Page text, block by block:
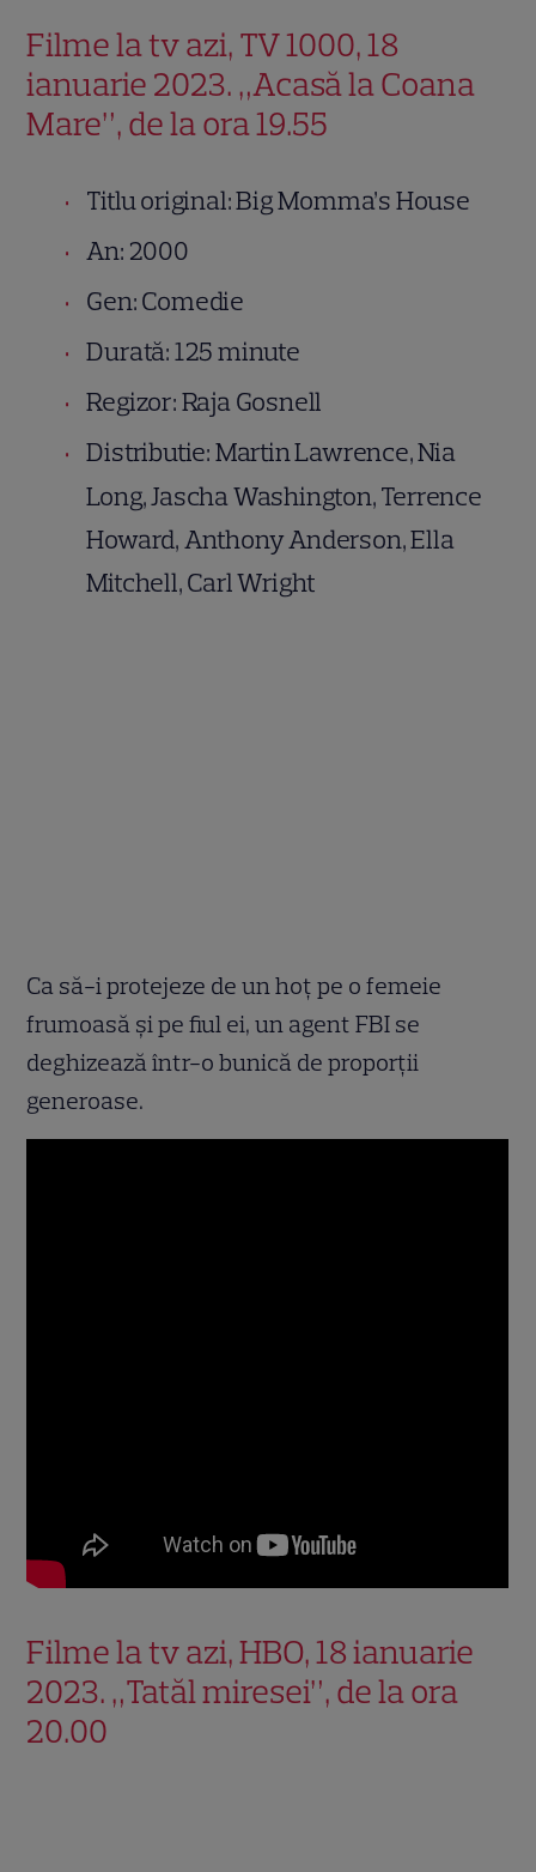
Filme la tv azi, TV 1000, 18
ianuarie 2023. „Acasă la Coana
Mare”, de la ora 19.55
Titlu original: Big Momma’s House
An: 2000
Gen: Comedie
Durată: 125 minute
Regizor: Raja Gosnell
Distributie: Martin Lawrence, Nia
Long, Jascha Washington, Terrence
Howard, Anthony Anderson, Ella
Mitchell, Carl Wright
Ca să-i protejeze de un hoţ pe o femeie
frumoasă şi pe fiul ei, un agent FBI se
deghizează într-o bunică de proporţii
generoase.
Filme la tv azi, HBO, 18 ianuarie
2023. „Tatăl miresei”, de la ora
20.00